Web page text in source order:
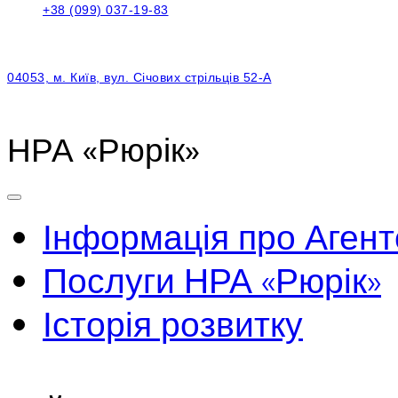
+38 (099) 037-19-83
04053, м. Київ, вул. Січових стрільців 52-А
НРА «Рюрік»
Інформація про
Послуги НРА «Рюрік»
Історія розвитку